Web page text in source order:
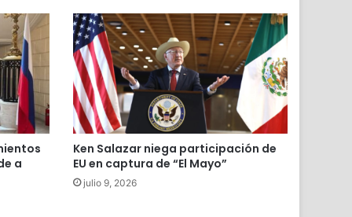
a
Ken Salazar niega participación de
EU en captura de “El Mayo”
julio 9, 2026